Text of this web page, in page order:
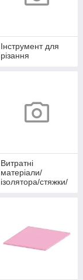
Інструмент для
різання
Витратні
матеріали/
ізолятора/стяжки/
органайзери